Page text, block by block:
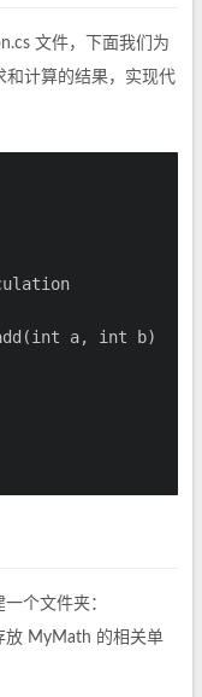
文件，下面我们为
和计算的结果，实现代
a, int b)
个文件夹：
放 MyMath 的相关单